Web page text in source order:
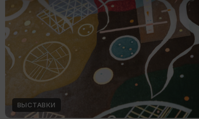
ВЫСТАВКИ